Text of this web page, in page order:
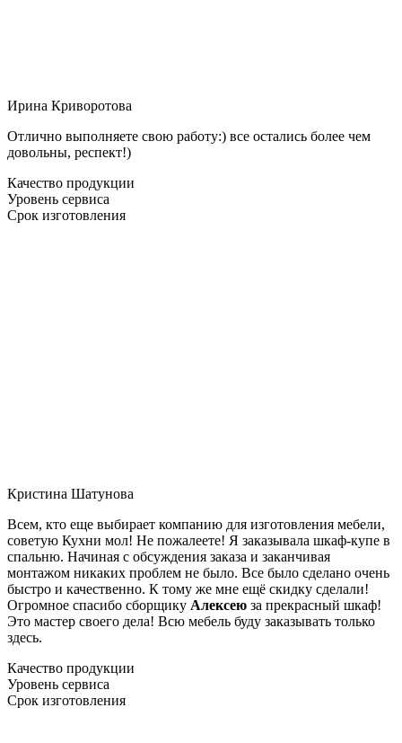
Ирина Криворотова
Отлично выполняете свою работу:) все остались более чем
довольны, респект!)
Качество продукции
Уровень сервиса
Срок изготовления
Кристина Шатунова
Всем, кто еще выбирает компанию для изготовления мебели,
советую Кухни мол! Не пожалеете! Я заказывала шкаф-купе в
спальню. Начиная с обсуждения заказа и заканчивая
монтажом никаких проблем не было. Все было сделано очень
быстро и качественно. К тому же мне ещё скидку сделали!
Огромное спасибо сборщику Алексею за прекрасный шкаф!
Это мастер своего дела! Всю мебель буду заказывать только
здесь.
Качество продукции
Уровень сервиса
Срок изготовления